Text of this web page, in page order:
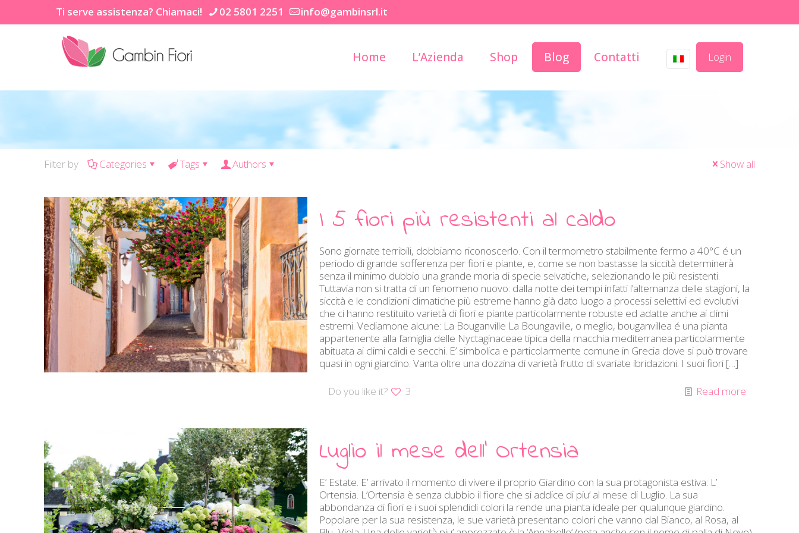
Ti serve assistenza? Chiamaci! 02 5801 2251 info@gambinsrl.it
Home L’Azienda Shop Blog Contatti Login
Filter by Categories Tags Authors Show all
I 5 fiori più resistenti al caldo
Sono giornate terribili, dobbiamo riconoscerlo. Con il termometro stabilmente fermo a 40°C é un
periodo di grande sofferenza per fiori e piante, e, come se non bastasse la siccità determinerà
senza il minimo dubbio una grande moria di specie selvatiche, selezionando le più resistenti.
Tuttavia non si tratta di un fenomeno nuovo: dalla notte dei tempi infatti l’alternanza delle stagioni, la
siccità e le condizioni climatiche più estreme hanno già dato luogo a processi selettivi ed evolutivi
che ci hanno restituito varietà di fiori e piante particolarmente robuste ed adatte anche ai climi
estremi. Vediamone alcune: La Bouganville La Boungaville, o meglio, bouganvillea é una pianta
appartenente alla famiglia delle Nyctaginaceae tipica della macchia mediterranea particolarmente
abituata ai climi caldi e secchi. E’ simbolica e particolarmente comune in Grecia dove si può trovare
quasi in ogni giardino. Vanta oltre una dozzina di varietà frutto di svariate ibridazioni. I suoi fiori[…]
Do you like it? 3 Read more
Luglio il mese dell’ Ortensia
E’ Estate. E’ arrivato il momento di vivere il proprio Giardino con la sua protagonista estiva: L’
Ortensia. L’Ortensia è senza dubbio il fiore che si addice di piu’ al mese di Luglio. La sua
abbondanza di fiori e i suoi splendidi colori la rende una pianta ideale per qualunque giardino.
Popolare per la sua resistenza, le sue varietà presentano colori che vanno dal Bianco, al Rosa, al